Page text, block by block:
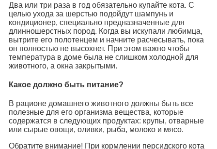
Два или три раза в год обязательно купайте кота. С
целью ухода за шерстью подойдут шампунь и
кондиционер, специально предназначенные для
длинношерстных пород. Когда вы искупали любимца,
вытрите его полотенцем и начните расчесывать, пока
он полностью не высохнет. При этом важно чтобы
температура в доме была не слишком холодной для
животного, а окна закрытыми.
Какое должно быть питание?
В рационе домашнего животного должны быть все
полезные для его организма вещества, которые
содержатся в следующих продуктах: крупы, отварные
или сырые овощи, оливки, рыба, молоко и мясо.
Обратите внимание! При кормлении персидского кота